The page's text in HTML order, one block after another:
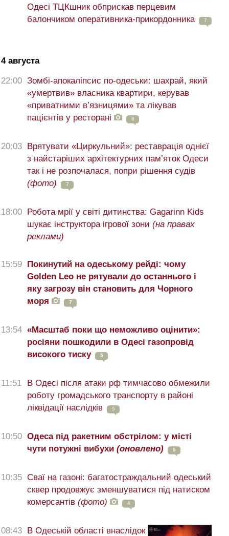
Одесі ТЦКшник обприскав перцевим
балончиком оперативника-прикордонника
7
4 августа
22:00 Зомбі-апокаліпсис по-одеськи: шахрай, який
«умертвив» власника квартири, керував
«приватними в’язницями» та лікував
пацієнтів у ресторані
8
20:03 Врятувати «Циркульний»: реставрація однієї
з найстаріших архітектурних пам’яток Одеси
так і не розпочалася, попри рішення судів
(фото)
7
18:00 Робота мрії у світі дитинства: Gagarinn Kids
шукає інструктора ігрової зони (на правах
реклами)
15:59 Покинутий на одеському рейді: чому
Golden Leo не рятували до останнього і
яку загрозу він становить для Чорного
моря
7
13:54 «Масштаб поки що неможливо оцінити»:
росіяни пошкодили в Одесі газопровід
високого тиску
5
11:51
В Одесі після атаки рф тимчасово обмежили
роботу громадського транспорту в районі
ліквідації наслідків
5
10:50 Одеса під ракетним обстрілом: у місті
чути потужні вибухи (оновлено) 5
10:35 Сваї на газоні: багатостраждальний одеський
сквер продовжує зменшуватися під натиском
комерсантів (фото) 4
08:43 В Одеській області внаслідок